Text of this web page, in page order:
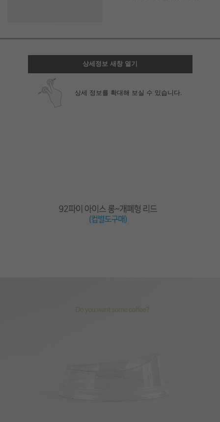
상세정보 새창 열기
상세 정보를 확대해 보실 수 있습니다.